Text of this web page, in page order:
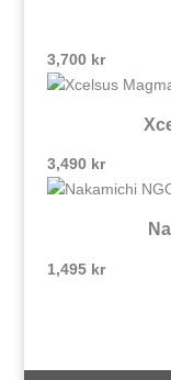
3,700 kr
3,490 kr
1,495 kr